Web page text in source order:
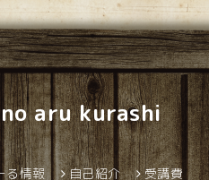
aru kurashi
る情報 自己紹介 受講費